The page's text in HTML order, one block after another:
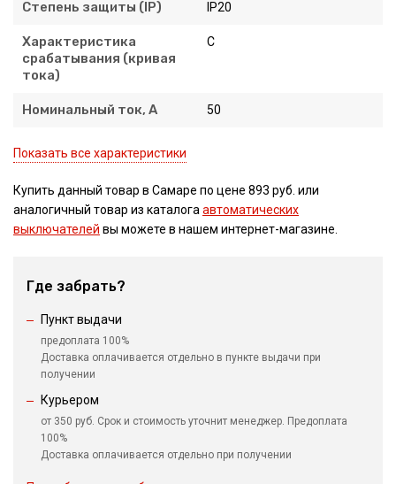
Степень защиты (IP) IP20
Характеристика
срабатывания (кривая
тока)
C
Номинальный ток, А 50
Показать все характеристики
Купить данный товар в Самаре по цене 893 руб. или
аналогичный товар из каталогаавтоматических
выключателей вы можете в нашем интернет-магазине.
Где забрать?
Пункт выдачи
предоплата 100%
Доставка оплачивается отдельно в пункте выдачи при
получении
Курьером
от 350 руб. Срок и стоимость уточнит менеджер. Предоплата
100%
Доставка оплачивается отдельно при получении